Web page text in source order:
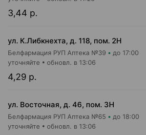
3,44 р.
ул. К.Либкнехта, д. 118, пом. 2Н
Белфармация РУП Аптека №39 до 17:00
4,29 р.
уточняйте обновл. в 13:06
ул. Восточная, д. 46, пом. 3Н
Белфармация РУП Аптека №65 до 18:00
уточняйте обновл. в 13:06